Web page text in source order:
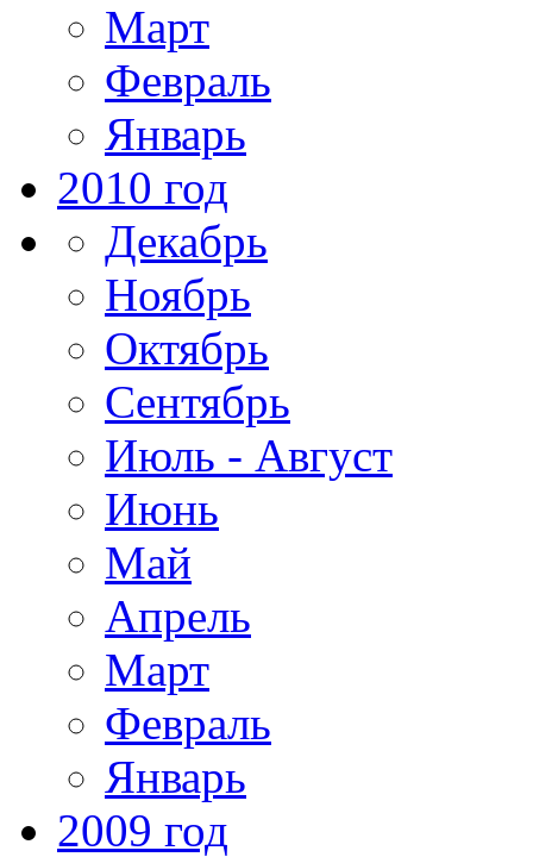
Март
Февраль
Январь
2010 год
Декабрь
Ноябрь
Октябрь
Сентябрь
Июль - Август
Июнь
Май
Апрель
Март
Февраль
Январь
2009 год